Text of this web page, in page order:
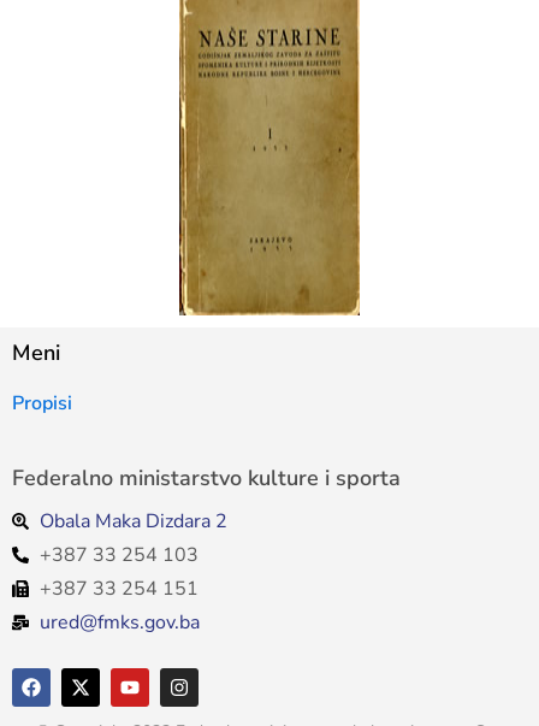
Meni
Propisi
Federalno ministarstvo kulture i sporta
Obala Maka Dizdara 2
+387 33 254 103
+387 33 254 151
ured@fmks.gov.ba